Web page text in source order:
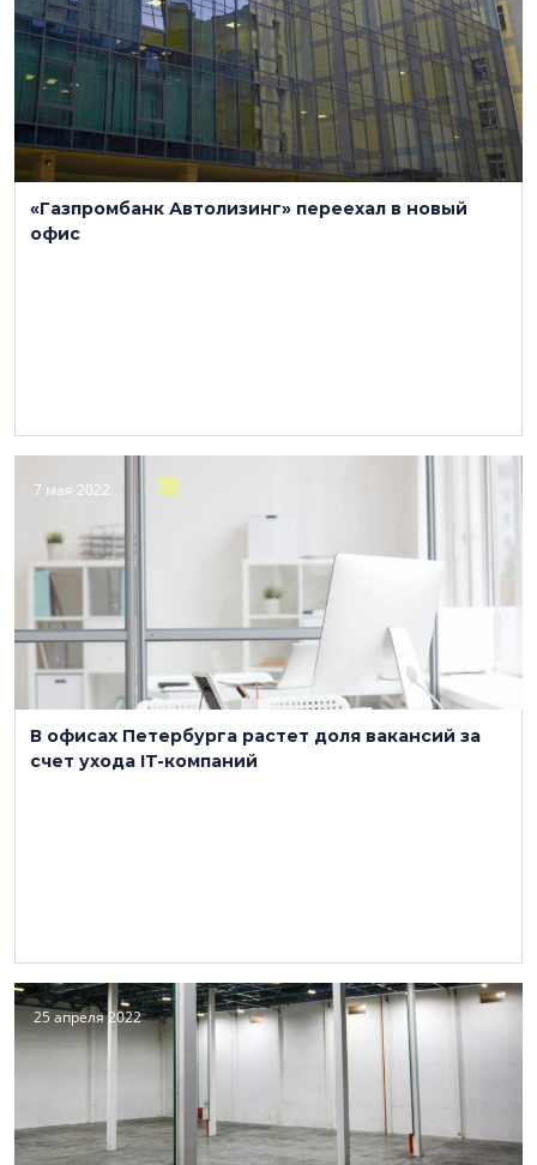
«Газпромбанк Автолизинг» переехал в новый
офис
7 мая 2022
В офисах Петербурга растет доля вакансий за
счет ухода IT-компаний
25 апреля 2022